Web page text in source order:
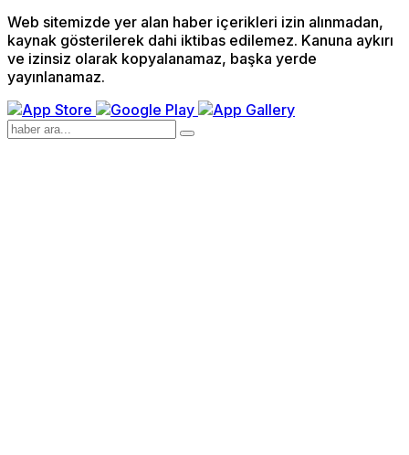
Web sitemizde yer alan haber içerikleri izin alınmadan,
kaynak gösterilerek dahi iktibas edilemez. Kanuna aykırı
ve izinsiz olarak kopyalanamaz, başka yerde
yayınlanamaz.